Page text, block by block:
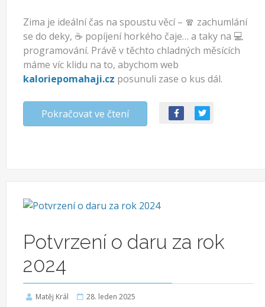
Zima je ideální čas na spoustu věcí – 🧣 zachumlání
se do deky, ☕ popíjení horkého čaje… a taky na 💻
programování. Právě v těchto chladných měsících
máme víc klidu na to, abychom web
kaloriepomahaji.cz posunuli zase o kus dál.
Pokračovat ve čtení
Potvrzení o daru za rok
2024
Matěj Král 28. leden 2025